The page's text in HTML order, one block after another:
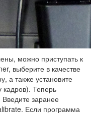
можно приступать к
выберите в качестве
а также установите
Теперь
заранее
Если программа